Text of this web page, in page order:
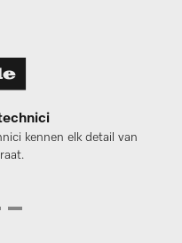
kennen elk detail van